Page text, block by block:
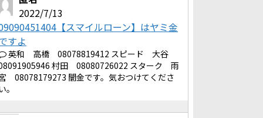
2022/7/13
【スマイルローン】はヤミ金
すよ
英和 高橋 08078819412 スピード 大谷
村田 08080726022 スターク 雨
08078179273 闇金です。気おつけてくださ
。